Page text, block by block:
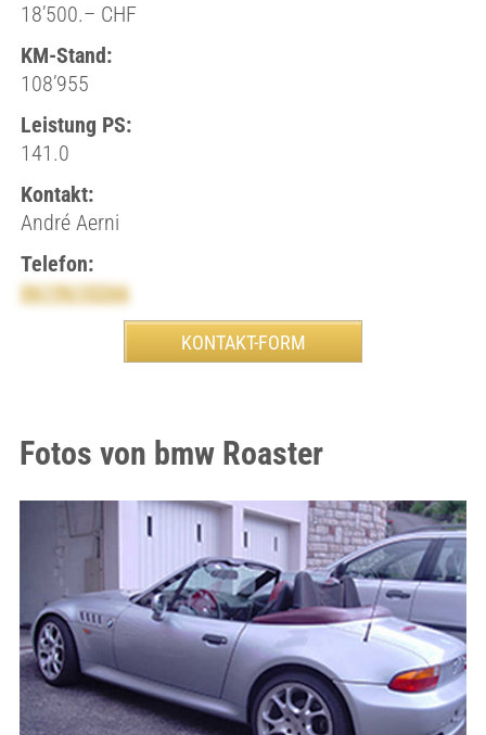
18’500.– CHF
KM-Stand:
108’955
Leistung PS:
141.0
Kontakt:
André Aerni
Telefon:
0619610266
Fotos von bmw Roaster